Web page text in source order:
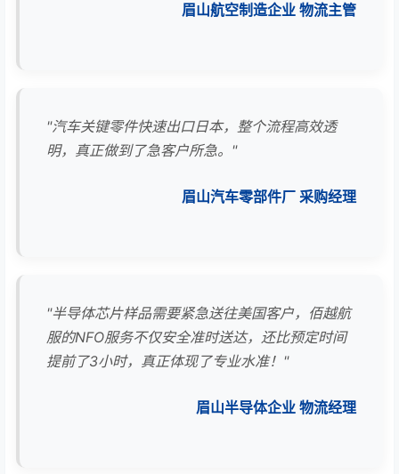
眉山航空制造企业 物流主管
"汽车关键零件快速出口日本，整个流程高效透
明，真正做到了急客户所急。"
眉山汽车零部件厂 采购经理
"半导体芯片样品需要紧急送往美国客户，佰越航
服的NFO服务不仅安全准时送达，还比预定时间
提前了3小时，真正体现了专业水准！"
眉山半导体企业 物流经理